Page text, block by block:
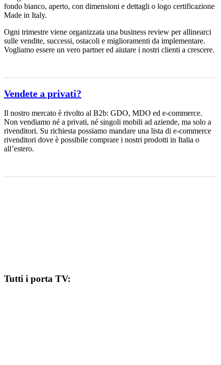
fondo bianco, aperto, con dimensioni e dettagli o logo certificazione
Made in Italy.
Ogni trimestre viene organizzata una business review per allinearci
sulle vendite, successi, ostacoli e miglioramenti da implementare.
Vogliamo essere un vero partner ed aiutare i nostri clienti a crescere.
Vendete a privati?
Il nostro mercato è rivolto al B2b: GDO, MDO ed e-commerce.
Non vendiamo né a privati, né singoli mobili ad aziende, ma solo a
rivenditori. Su richiesta possiamo mandare una lista di e-commerce
rivenditori dove è possibile comprare i nostri prodotti in Italia o
all’estero.
Tutti i porta TV: